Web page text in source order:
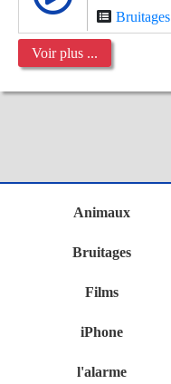
Bruitages
Voir plus ...
Animaux
Bruitages
Films
iPhone
l'alarme